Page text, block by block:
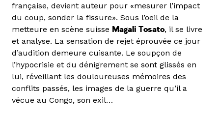
française, devient auteur pour «mesurer l’impact
du coup, sonder la fissure». Sous l’oeil de la
metteure en scène suisse Magali Tosato, il se livre
et analyse. La sensation de rejet éprouvée ce jour
d’audition demeure cuisante. Le soupçon de
l’hypocrisie et du dénigrement se sont glissés en
lui, réveillant les douloureuses mémoires des
conflits passés, les images de la guerre qu’il a
vécue au Congo, son exil…